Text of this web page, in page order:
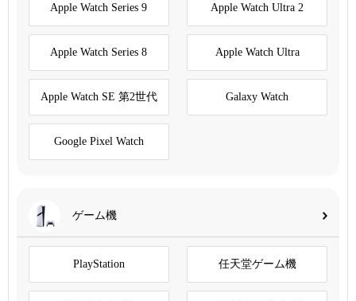
Apple Watch Series 9 Apple Watch Ultra 2
Apple Watch Series 8 Apple Watch Ultra
Apple Watch SE 第2世代 Galaxy Watch
Google Pixel Watch
ゲーム機
PlayStation 任天堂ゲーム機